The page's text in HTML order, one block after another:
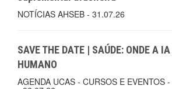
NOTÍCIAS AHSEB - 31.07.26
SAVE THE DATE | SAÚDE: ONDE A
HUMANO
AGENDA UCAS - CURSOS E EVENTOS